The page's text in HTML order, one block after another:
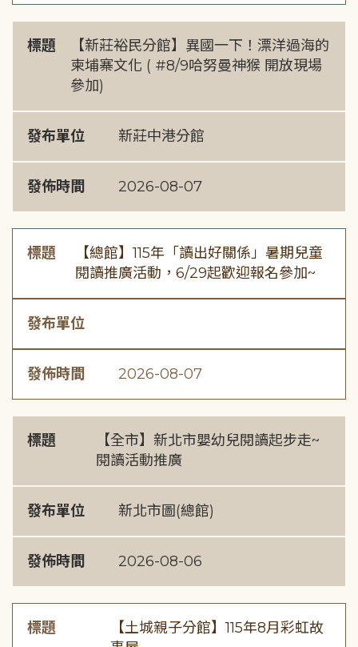
標題
【新莊裕民分館】異國一下！漂洋過海的
柬埔寨文化 ( #8/9哈努曼神猴 開放現場
參加)
發布單位 新莊中港分館
發佈時間 2026-08-07
標題
【總館】115年「讀出好關係」暑期兒童
閱讀推廣活動，6/29起歡迎報名參加~
發布單位
發佈時間 2026-08-07
標題
【全市】新北市嬰幼兒閱讀起步走~
閱讀活動推廣
發布單位 新北市圖(總館)
發佈時間 2026-08-06
標題
【土城親子分館】115年8月彩虹故